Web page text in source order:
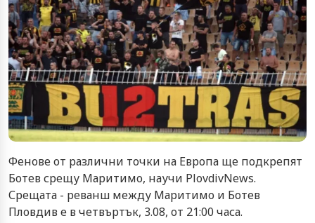
Фенове от различни точки на Европа ще подкрепят
Ботев срещу Маритимо, научи PlovdivNews.
Срещата - реванш между Маритимо и Ботев
Пловдив е в четвъртък, 3.08, от 21:00 часа.